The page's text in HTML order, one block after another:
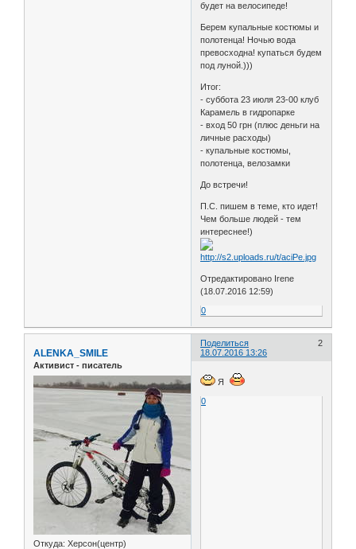
будет на велосипеде!
Берем купальные костюмы и
полотенца! Ночью вода
превосходна! купаться будем
под луной.)))
Итог:
- суббота 23 июля 23-00 клуб
Карамель в гидропарке
- вход 50 грн (плюс деньги на
личные расходы)
- купальные костюмы,
полотенца, велозамки
До встречи!
П.С. пишем в теме, кто идет!
Чем больше людей - тем
интереснее!)
Отредактировано Irene
(18.07.2016 12:59)
0
Поделиться
2
18.07.2016 13:26
ALENKA_SMILE
Активист - писатель
Откуда: Херсон(центр)
Я
0